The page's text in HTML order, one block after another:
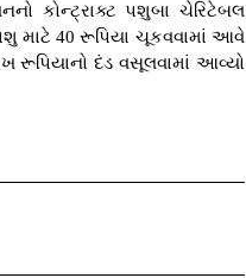
કોન્ટ્રાક્ટ પશુબા ચેરિટેબલ
માટે 40 રૂપિયા ચૂકવવામાં આવે
રૂપિયાનો દંડ વસૂલવામાં આવ્યો